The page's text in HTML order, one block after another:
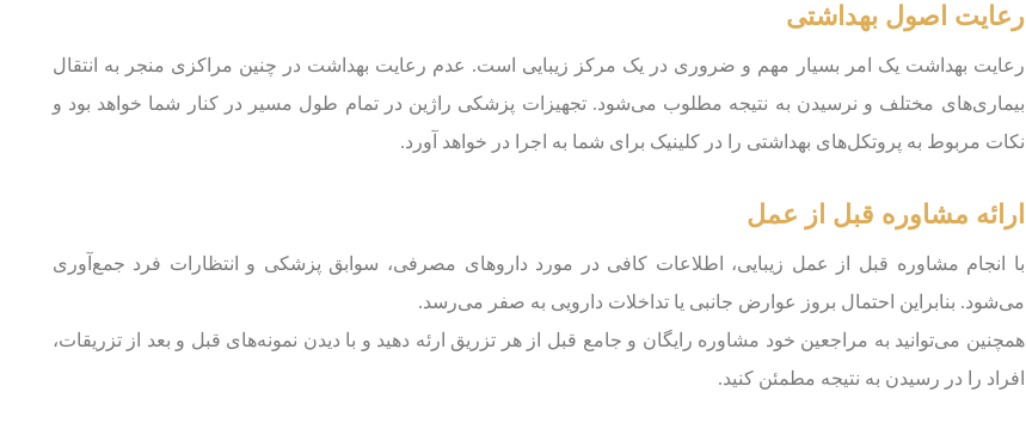
رعایت اصول بهداشتی
رعایت بهداشت یک امر بسیار مهم و ضروری در یک مرکز زیبایی است. عدم رعایت بهداشت در چنین مراکزی منجر به انتقال
بیماری‌های مختلف و نرسیدن به نتیجه مطلوب می‌شود. تجهیزات پزشکی راژین در تمام طول مسیر در کنار شما خواهد بود و
نکات مربوط به پروتکل‌های بهداشتی را در کلینیک برای شما به اجرا در خواهد آورد.
ارائه مشاوره قبل از عمل
با انجام مشاوره قبل از عمل زیبایی، اطلاعات کافی در مورد داروهای مصرفی، سوابق پزشکی و انتظارات فرد جمع‌آوری
می‌شود. بنابراین احتمال بروز عوارض جانبی یا تداخلات دارویی به صفر می‌رسد.
همچنین می‌توانید به مراجعین خود مشاوره رایگان و جامع قبل از هر تزریق ارئه دهید و با دیدن نمونه‌های قبل و بعد از تزریقات،
افراد را در رسیدن به نتیجه مطمئن کنید.